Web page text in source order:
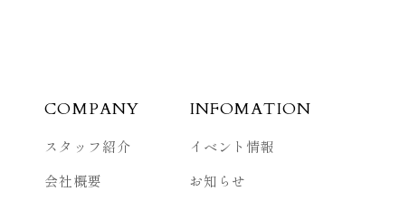
COMPANY
スタッフ紹介
会社概要
INFOMATION
イベント情報
お知らせ